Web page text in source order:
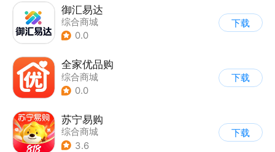
御汇易达
综合商城
0.0
下载
全家优品购
综合商城
0.0
下载
苏宁易购
综合商城
3.6
下载